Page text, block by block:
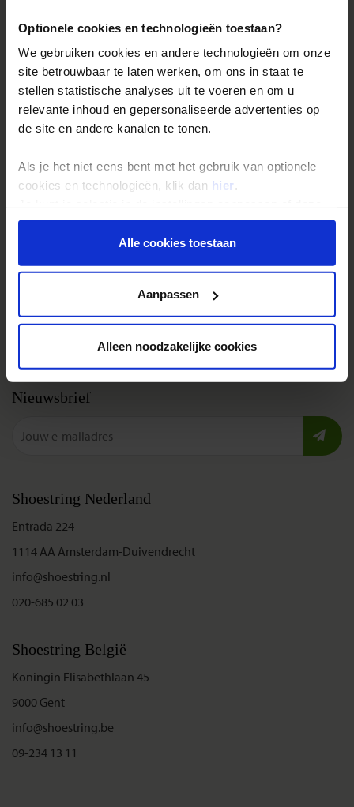
Optionele cookies en technologieën toestaan?
We gebruiken cookies en andere technologieën om onze
site betrouwbaar te laten werken, om ons in staat te
stellen statistische analyses uit te voeren en om u
relevante inhoud en gepersonaliseerde advertenties op
de site en andere kanalen te tonen.
Als je het niet eens bent met het gebruik van optionele
cookies en technologieën, klik dan hier .
onder aan de pagina op elk gewenst moment voor de
toekomst wijzigen.Alle cookies toestaan
Aanpassen
Alleen noodzakelijke cookies
Reisthema's
Groepsreizen
Single reizen
Festivalreizen
Nieuwe reizen
Over Shoestring
Bel, mail of chat met ons
Privacybeleid
Disclaimer & copyright
Nieuwsbrief
Shoestring Nederland
Entrada 224
1114 AA Amsterdam-Duivendrecht
info@shoestring.nl
020-685 02 03
Shoestring België
Koningin Elisabethlaan 45
9000 Gent
info@shoestring.be
09-234 13 11